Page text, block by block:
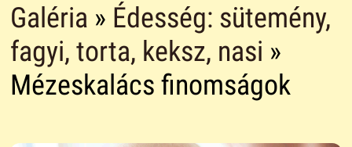
Galéria » Édesség: sütemény,
fagyi, torta, keksz, nasi »
Mézeskalács finomságok